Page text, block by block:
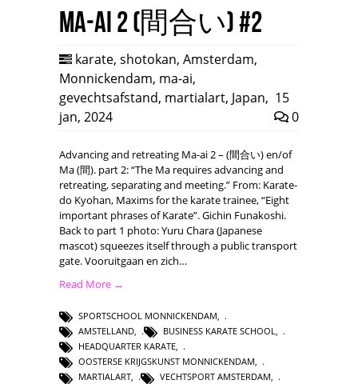
Ma-ai 2 (間合い) #2
karate, shotokan, Amsterdam,
Monnickendam, ma-ai,
gevechtsafstand, martialart, Japan, 15
jan, 2024
0
Advancing and retreating Ma-ai 2 – (間合い) en/of
Ma (間). part 2: “The Ma requires advancing and
retreating, separating and meeting.” From: Karate-
do Kyohan, Maxims for the karate trainee, “Eight
important phrases of Karate”. Gichin Funakoshi.
Back to part 1 photo: Yuru Chara (Japanese
mascot) squeezes itself through a public transport
gate. Vooruitgaan en zich…
Read More →
SPORTSCHOOL MONNICKENDAM,
AMSTELLAND, BUSINESS KARATE SCHOOL,
HEADQUARTER KARATE,
OOSTERSE KRIJGSKUNST MONNICKENDAM,
MARTIALART, VECHTSPORT AMSTERDAM,